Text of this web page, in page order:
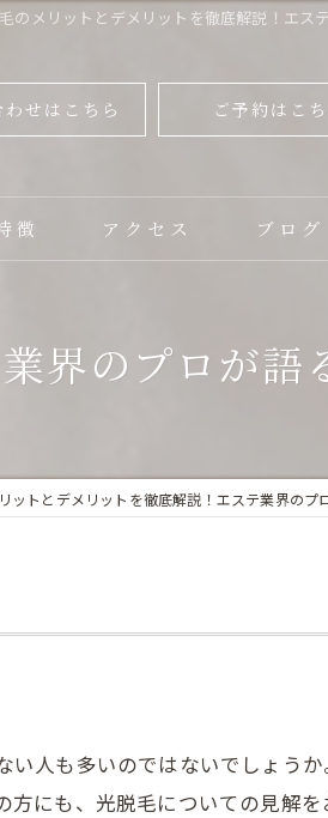
のメリットとデメリットを徹底解説！エス
せはこちら ご予約はこ
徴 アクセス ブログ
界のプロが語
ットとデメリットを徹底解説！エステ業界のプ
い人も多いのではないでしょうか
方にも、光脱毛についての見解を